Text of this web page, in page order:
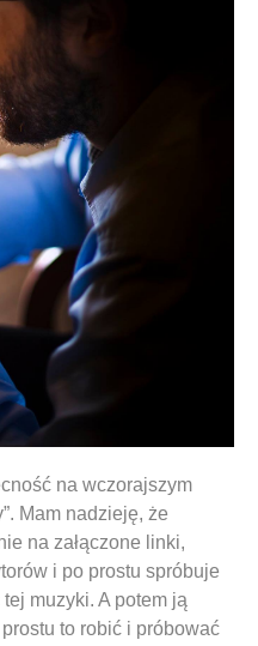
na wczorajszym
Mam nadzieję, że
na załączone linki,
i po prostu spróbuje
muzyki. A potem ją
to robić i próbować